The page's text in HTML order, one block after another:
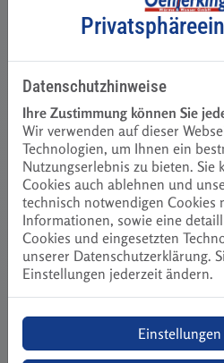
Umweltfreundlich:
Verzicht auf Flaschenwasser
Verbesserter Geschmack:
direkt aus dem Hahn
Bequem und hygienisch –
notwendig
Für wen sinnvoll?
Für Haushalte, die viel Wasser
Wasserqualität legen oder
Kaffeemaschine) schützen wollen.
Bild:
Datenschutzhinweise
Ihre Zustimmung können Sie
Wir verwenden auf dieser
Technologien, um Ihnen ein
Nutzungserlebnis zu bieten. Sie
Cookies auch ablehnen und
technisch notwendigen Cookies
Informationen, sowie eine
Cookies und eingesetzten
unserer Datenschutzerklärung.
Einstellungen jederzeit ändern.